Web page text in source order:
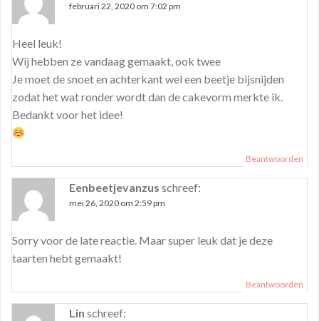
februari 22, 2020 om 7:02 pm
Heel leuk!
Wij hebben ze vandaag gemaakt, ook twee
Je moet de snoet en achterkant wel een beetje bijsnijden
zodat het wat ronder wordt dan de cakevorm merkte ik.
Bedankt voor het idee!
Beantwoorden
Eenbeetjevanzus schreef:
mei 26, 2020 om 2:59 pm
Sorry voor de late reactie. Maar super leuk dat je deze
taarten hebt gemaakt!
Beantwoorden
Lin schreef: